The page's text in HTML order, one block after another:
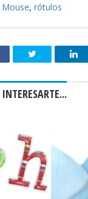
, rótulos